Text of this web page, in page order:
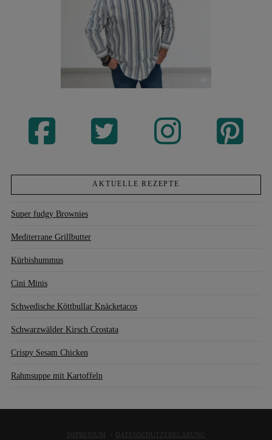
AKTUELLE REZEPTE
Super fudgy Brownies
Mediterrane Grillbutter
Kürbishummus
Cini Minis
Schwedische Köttbullar Knäcketacos
Schwarzwälder Kirsch Crostata
Crispy Sesam Chicken
Rahmsuppe mit Kartoffeln
IMPRESSUM DATENSCHUTZERKLÄRUNG